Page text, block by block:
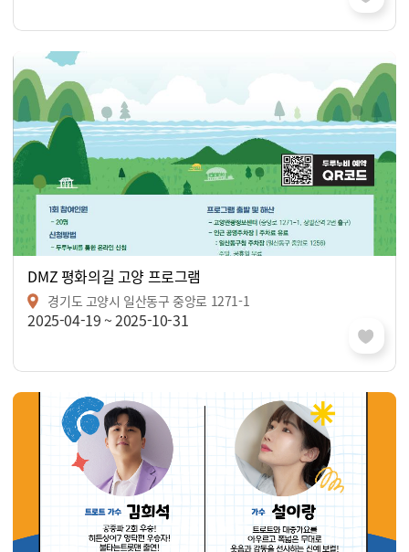
DMZ 평화의길 고양 프로그램
경기도 고양시 일산동구 중앙로 1271-1
2025-04-19 ~ 2025-10-31